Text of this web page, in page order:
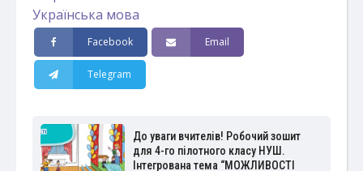
Українська мова
Facebook Email
Telegram
До уваги вчителів! Робочий зошит
для 4-го пілотного класу НУШ.
Інтегрована тема “МОЖЛИВОСТІ